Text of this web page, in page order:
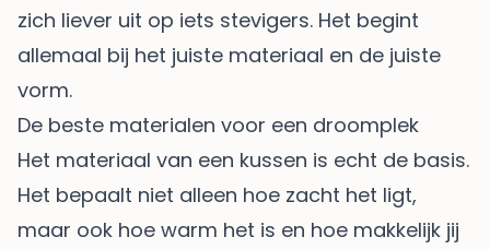
zich liever uit op iets stevigers. Het begint
allemaal bij het juiste materiaal en de juiste
vorm.
De beste materialen voor een droomplek
Het materiaal van een kussen is echt de basis.
Het bepaalt niet alleen hoe zacht het ligt,
maar ook hoe warm het is en hoe makkelijk jij